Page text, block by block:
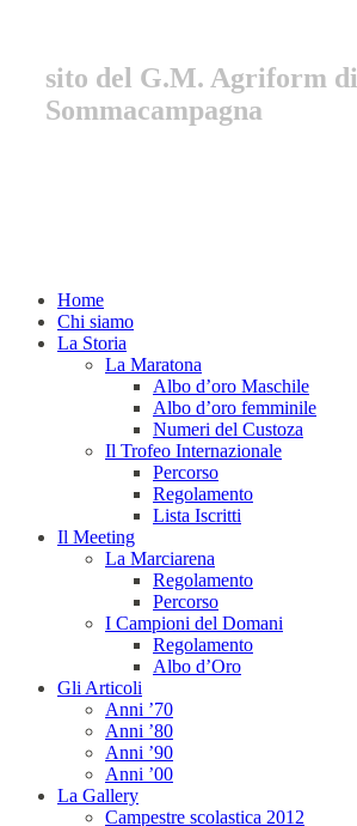
sito del G.M. Agriform di
Sommacampagna
Home
Chi siamo
La Storia
La Maratona
Albo d’oro Maschile
Albo d’oro femminile
Numeri del Custoza
Il Trofeo Internazionale
Percorso
Regolamento
Lista Iscritti
Il Meeting
La Marciarena
Regolamento
Percorso
I Campioni del Domani
Regolamento
Albo d’Oro
Gli Articoli
Anni ’70
Anni ’80
Anni ’90
Anni ’00
La Gallery
Campestre scolastica 2012